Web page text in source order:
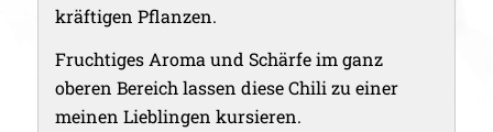
kräftigen Pflanzen.
Fruchtiges Aroma und Schärfe im ganz
oberen Bereich lassen diese Chili zu einer
meinen Lieblingen kursieren.